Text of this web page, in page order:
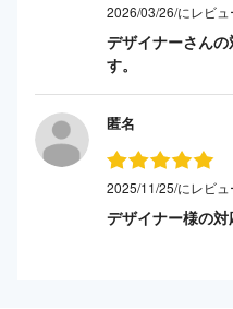
2026/03/26/にレビュ
デザイナーさん
す。
匿名
2025/11/25/にレビュ
デザイナー様の